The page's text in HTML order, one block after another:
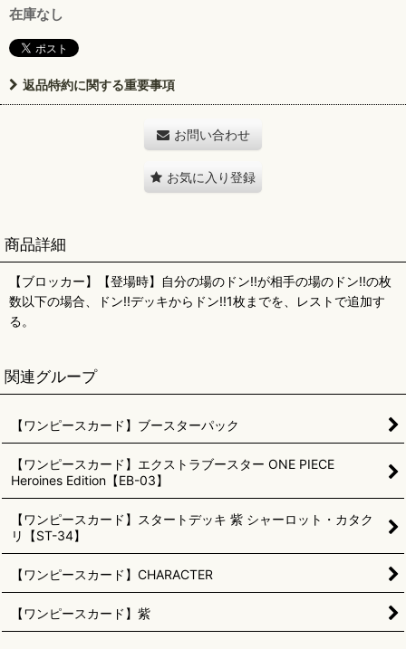
在庫なし
返品特約に関する重要事項
お問い合わせ
お気に入り登録
商品詳細
【ブロッカー】【登場時】自分の場のドン!!が相手の場のドン!!の枚
数以下の場合、ドン!!デッキからドン!!1枚までを、レストで追加す
る。
関連グループ
【ワンピースカード】ブースターパック
【ワンピースカード】エクストラブースター ONE PIECE
Heroines Edition【EB-03】
【ワンピースカード】スタートデッキ 紫 シャーロット・カタク
リ【ST-34】
【ワンピースカード】CHARACTER
【ワンピースカード】紫